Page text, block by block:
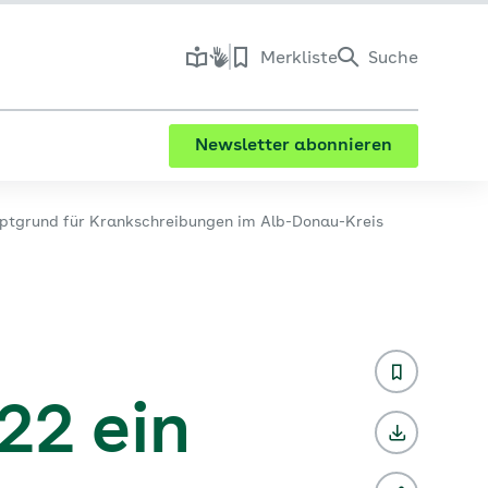
Merkliste Suche
Newsletter abonnieren
für Krankschreibungen im Alb-Donau-Kreis
ein